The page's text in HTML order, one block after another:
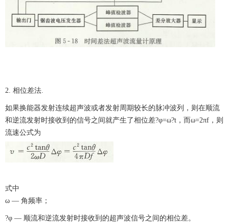
2. 相位差法.
如果换能器发射连续超声波或者发射周期较长的脉冲波列，则在顺流
和逆流发射时接收到的信号之间就产生了相位差?φ=ω?t，而ω=2πf，则
流速公式为
式中
ω — 角频率；
?φ — 顺流和逆流发射时接收到的超声波信号之间的相位差。